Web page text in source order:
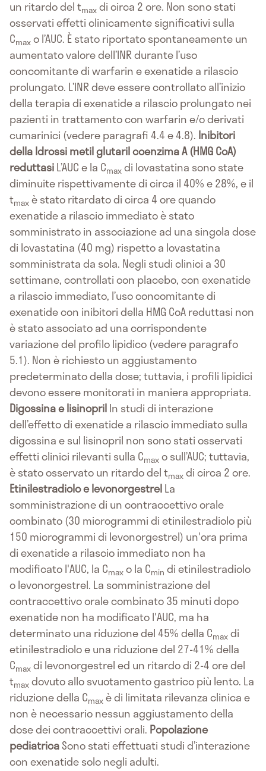
un ritardo del tmaxdi circa 2 ore. Non sono stati
osservati effetti clinicamente significativi sulla
Cmaxo l’AUC. È stato riportato spontaneamente un
aumentato valore dell’INR durante l’uso
concomitante di warfarin e exenatide a rilascio
prolungato. L’INR deve essere controllato all’inizio
della terapia di exenatide a rilascio prolungato nei
pazienti in trattamento con warfarin e/o derivati
cumarinici (vedere paragrafi 4.4 e 4.8). Inibitori
della Idrossi metil glutaril coenzima A (HMG CoA)
reduttasiL’AUC e la Cmaxdi lovastatina sono state
diminuite rispettivamente di circa il 40% e 28%, e il
tmaxè stato ritardato di circa 4 ore quando
exenatide a rilascio immediato è stato
somministrato in associazione ad una singola dose
di lovastatina (40 mg) rispetto a lovastatina
somministrata da sola. Negli studi clinici a 30
settimane, controllati con placebo, con exenatide
a rilascio immediato, l’uso concomitante di
exenatide con inibitori della HMG CoA reduttasi non
è stato associato ad una corrispondente
variazione del profilo lipidico (vedere paragrafo
5.1). Non è richiesto un aggiustamento
predeterminato della dose; tuttavia, i profili lipidici
devono essere monitorati in maniera appropriata.
Digossina e lisinoprilIn studi di interazione
dell’effetto di exenatide a rilascio immediato sulla
digossina e sul lisinopril non sono stati osservati
effetti clinici rilevanti sulla Cmaxo sull’AUC; tuttavia,
è stato osservato un ritardo del tmaxdi circa 2 ore.
Etinilestradiolo e levonorgestrelLa
somministrazione di un contraccettivo orale
combinato (30 microgrammi di etinilestradiolo più
150 microgrammi di levonorgestrel) un'ora prima
di exenatide a rilascio immediato non ha
modificato l'AUC, la Cmaxo la Cmin di etinilestradiolo
o levonorgestrel. La somministrazione del
contraccettivo orale combinato 35 minuti dopo
exenatide non ha modificato l'AUC, ma ha
determinato una riduzione del 45% della Cmaxdi
etinilestradiolo e una riduzione del 27-41% della
Cmaxdi levonorgestrel ed un ritardo di 2-4 ore del
tmaxdovuto allo svuotamento gastrico più lento. La
riduzione della Cmaxè di limitata rilevanza clinica e
non è necessario nessun aggiustamento della
dose dei contraccettivi orali. Popolazione
pediatricaSono stati effettuati studi d’interazione
con exenatide solo negli adulti.